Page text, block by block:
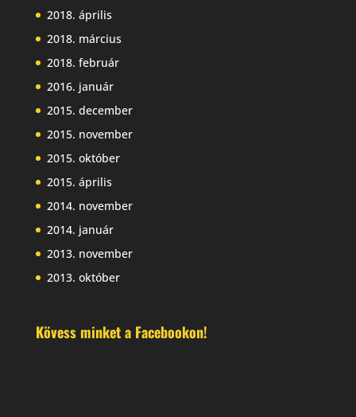
2018. április
2018. március
2018. február
2016. január
2015. december
2015. november
2015. október
2015. április
2014. november
2014. január
2013. november
2013. október
Kövess minket a Facebookon!